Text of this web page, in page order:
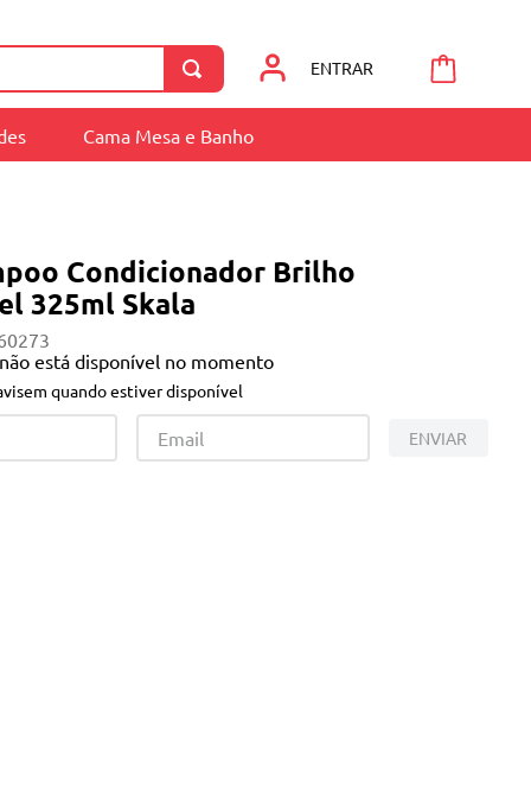
ENTRAR
Cama Mesa e Banho
Condicionador Brilho
325ml Skala
está disponível no momento
quando estiver disponível
ENVIAR